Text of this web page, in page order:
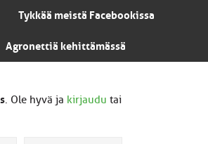
Tykkää meistä Facebookissa
Agronettiä kehittämässä
. Ole hyvä ja kirjaudu tai